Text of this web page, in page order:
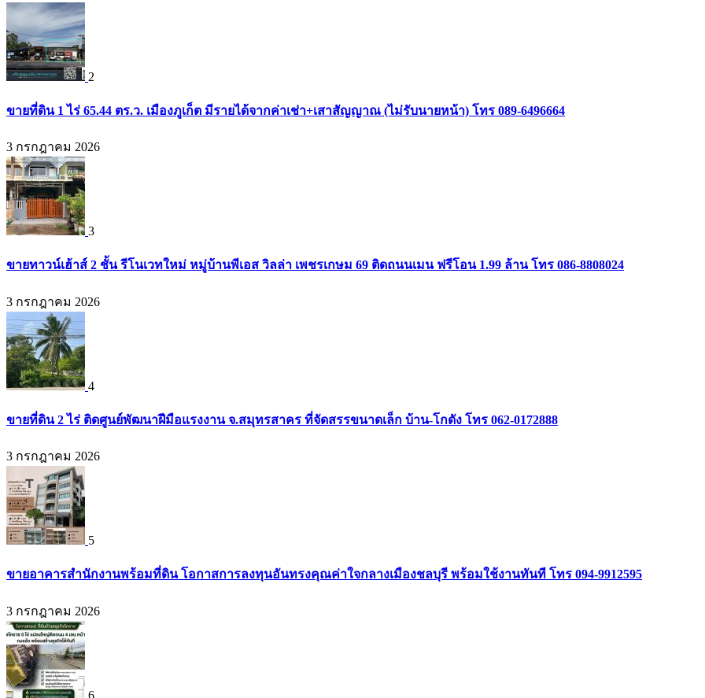
2
ขายที่ดิน 1 ไร่ 65.44 ตร.ว. เมืองภูเก็ต มีรายได้จากค่าเช่า+เสาสัญญาณ (ไม่รับนายหน้า) โทร 089-6496664
3 กรกฎาคม 2026
3
ขายทาวน์เฮ้าส์ 2 ชั้น รีโนเวทใหม่ หมู่บ้านพีเอส วิลล่า เพชรเกษม 69 ติดถนนเมน ฟรีโอน 1.99 ล้าน โทร 086-8808024
3 กรกฎาคม 2026
4
ขายที่ดิน 2 ไร่ ติดศูนย์พัฒนาฝีมือแรงงาน จ.สมุทรสาคร ที่จัดสรรขนาดเล็ก บ้าน-โกดัง โทร 062-0172888
3 กรกฎาคม 2026
5
ขายอาคารสำนักงานพร้อมที่ดิน โอกาสการลงทุนอันทรงคุณค่าใจกลางเมืองชลบุรี พร้อมใช้งานทันที โทร 094-9912595
3 กรกฎาคม 2026
6